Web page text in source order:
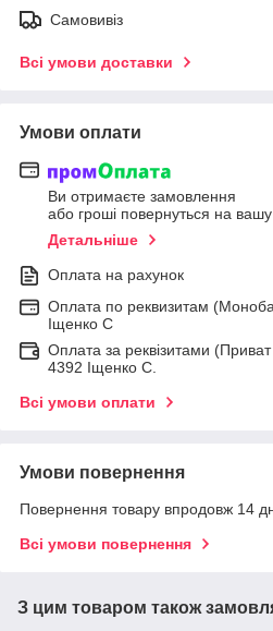
Самовивіз
Всі умови доставки
Умови оплати
Ви отримаєте замовлення
або гроші повернуться на вашу
Детальніше
Оплата на рахунок
Оплата по реквизитам
Іщенко С
Оплата за реквізитами
4392 Іщенко С.
Всі умови оплати
Умови повернення
Повернення товару впродовж 14
Всі умови повернення
З цим товаром також